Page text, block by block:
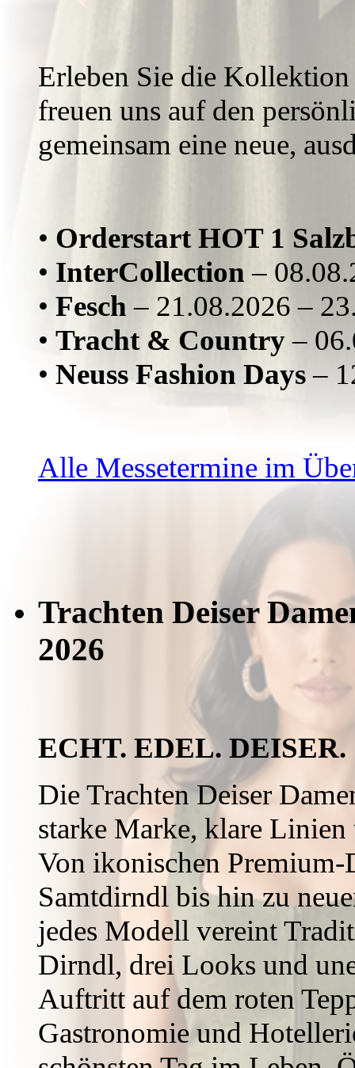
Erleben Sie die
freuen uns auf den
gemeinsam eine neue,
• Orderstart HOT 1
• InterCollection –
• Fesch – 21.08.2026 –
• Tracht & Country–
• Neuss Fashion Days–
Alle Messetermine im
Trachten Deiser
2026
ECHT. EDEL. DEISER.
Die Trachten Deiser
starke Marke, klare
Von ikonischen
Samtdirndl bis hin zu
jedes Modell vereint
Dirndl, drei Looks und
Auftritt auf dem roten
Gastronomie und